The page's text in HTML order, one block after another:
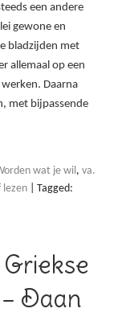
een andere
gewone en
bladzijden met
allemaal op een
Daarna
met bijpassende
wat je wil, va.
lezen
Tagged:
Daan